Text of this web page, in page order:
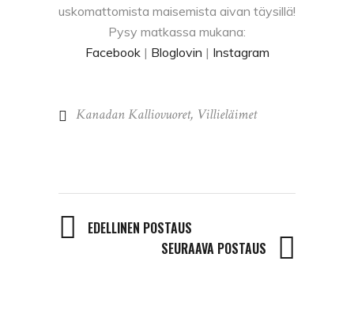
uskomattomista maisemista aivan täysillä!
Pysy matkassa mukana:
Facebook | Bloglovin | Instagram
Kanadan Kalliovuoret, Villieläimet
EDELLINEN POSTAUS
SEURAAVA POSTAUS